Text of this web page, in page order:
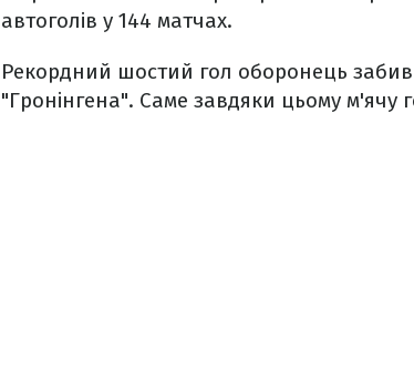
автоголів у 144 матчах.
Рекордний шостий гол оборонець забив
"Гронінгена". Саме завдяки цьому м'ячу